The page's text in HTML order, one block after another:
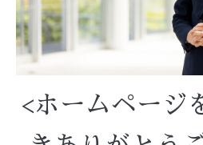
<ホームページ